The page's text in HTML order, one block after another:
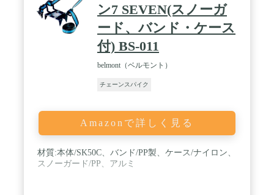
登山靴、トレッキングシューズはもちろん、コンパ
クトの納ケースも付属しているので、収納性、携帯
性が楽。雪山から通勤・通学での坂道、ワカサギ釣
りまで広範囲にご利用いただける。
ン7 SEVEN(スノーガ
ード、バンド・ケース
付) BS-011
belmont（ベルモント）
チェーンスパイク
Amazonで詳しく見る
材質:本体/SK50C、バンド/PP製、ケース/ナイロン、
スノーガード/PP、アルミ